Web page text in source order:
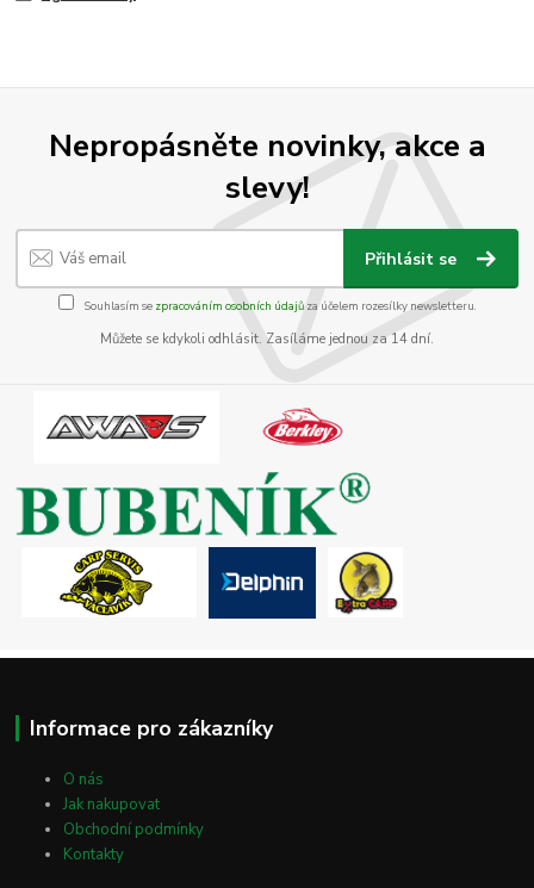
Nepropásněte novinky, akce a
slevy!
Přihlásit se
Souhlasím se zpracováním osobních údajůza účelem rozesílky newsletteru.
Můžete se kdykoli odhlásit. Zasíláme jednou za 14 dní.
Informace pro zákazníky
O nás
Jak nakupovat
Obchodní podmínky
Kontakty